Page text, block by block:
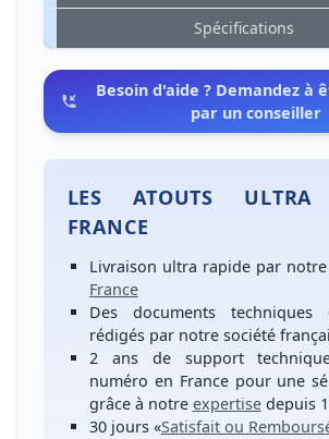
Spécifications
Besoin d'aide ? Demandez à
par un conseiller
LES ATOUTS ULTRA
FRANCE
Livraison ultra rapidepar
France
Des documents techniques
rédigés par notre société
2 ans de support
numéro en Francepour une
grâce à notre expertisedepuis
30 jours «Satisfait ou